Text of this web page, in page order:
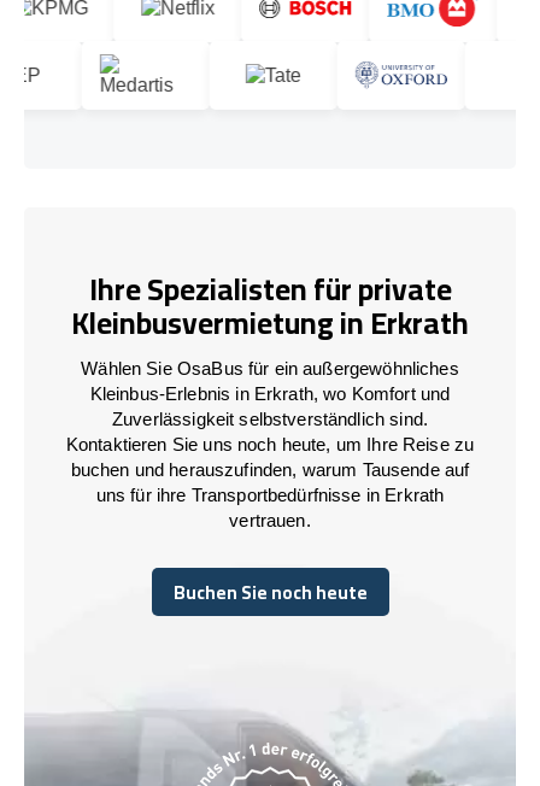
Ihre Spezialisten für private
Kleinbusvermietung in Erkrath
Wählen Sie OsaBus für ein außergewöhnliches
Kleinbus-Erlebnis in Erkrath, wo Komfort und
Zuverlässigkeit selbstverständlich sind.
Kontaktieren Sie uns noch heute, um Ihre Reise zu
buchen und herauszufinden, warum Tausende auf
uns für ihre Transportbedürfnisse in Erkrath
vertrauen.
Buchen Sie noch heute
Buchen Sie noch heute